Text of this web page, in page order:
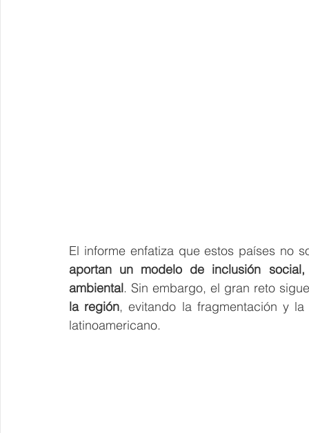
aportan un modelo de inclusión
ambiental. Sin embargo, el gran reto
la región, evitando la fragmentación y
latinoamericano.